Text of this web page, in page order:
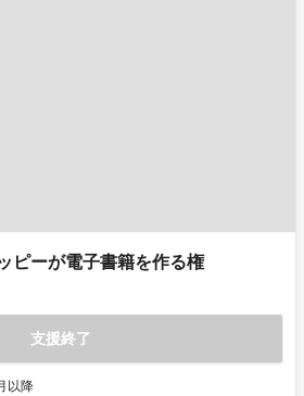
ピーが電子書籍を作る権
支援終了
以降